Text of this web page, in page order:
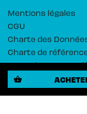
shopping_basket
Mentions légales
CGU
Charte des
Charte de
Paramétrez vos